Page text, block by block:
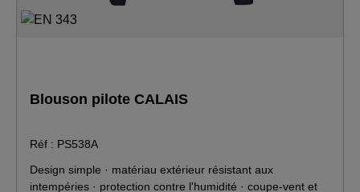
Blouson pilote CALAIS
Réf : PS538A
Design simple · matériau extérieur résistant aux
intempéries · protection contre l'humidité · coupe-vent et